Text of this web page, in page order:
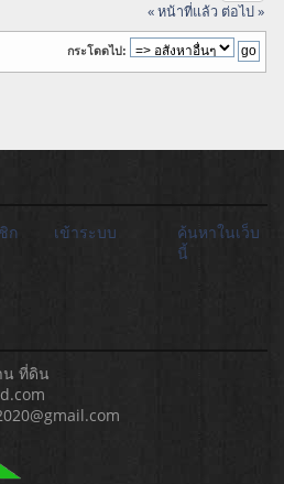
« หน้าที่แล้ว ต่อไป »
กระโดดไป:
ก เข้าระบบ
ค้นหาในเว็บ
นี้
น ที่ดิน